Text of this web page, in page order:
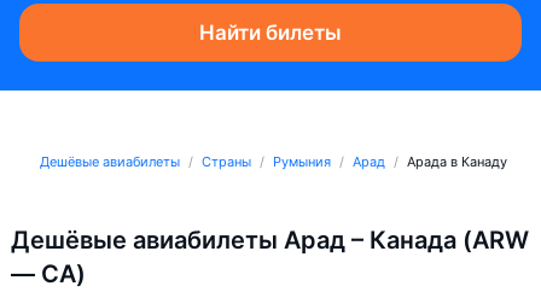
Найти билеты
Дешёвые авиабилеты Страны Румыния Арад Арада в Канаду
Дешёвые авиабилеты Арад – Канада (ARW
— CA)